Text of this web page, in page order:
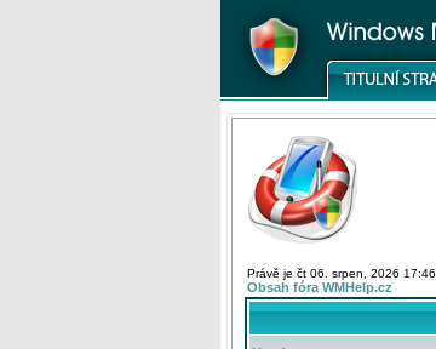
Právě je čt 06. srpen, 2026 17:46
Obsah fóra WMHelp.cz